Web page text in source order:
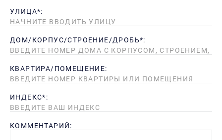
УЛИЦА*:
ДОМ/КОРПУС/СТРОЕНИЕ/ДРОБЬ*:
КВАРТИРА/ПОМЕЩЕНИЕ:
ИНДЕКС*:
КОММЕНТАРИЙ: